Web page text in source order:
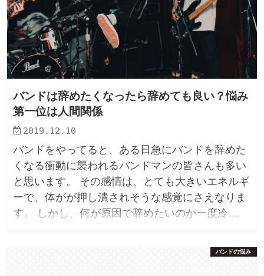
バンドは辞めたくなったら辞めても良い？悩み
第一位は人間関係
2019.12.10
バンドをやってると、ある日急にバンドを辞めた
くなる衝動に襲われるバンドマンの皆さんも多い
と思います。 その感情は、とても大きいエネルギ
ーで、体がが押し潰されそうな感覚にさえなりま
す。 しかし、何が原因で辞めたいのか一度冷…
バンドの悩み